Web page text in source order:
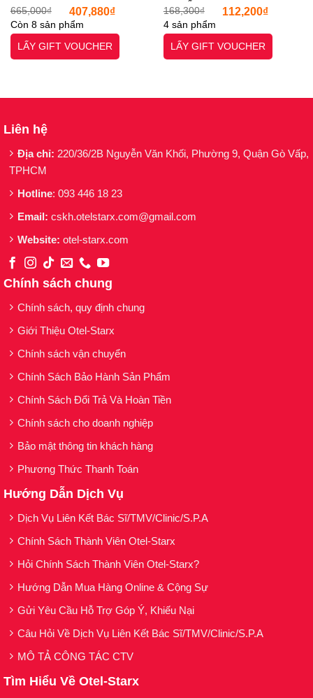
Day Whitening Program
Glutathione 700 V Ampoule
angle liquid [Otel-StarX- Chính
Hãng]
665,000₫
Giá
gốc
là:
407,880₫
Còn 8 sản phẩm
LẤY GIFT VOUCHER
Sâu, Ẩm Mịn 120g Perfect
Whip Collagen In [Otel-StarX-
Chính Hãng]
168,300₫
Giá
112,200₫
4 sản phẩm
LẤY GIFT VOUCHER
Liên hệ
Địa chỉ: 220/36/2B Nguyễn Văn Khối, Phường 9, Quận Gò Vấp,
TPHCM
Hotline: 093 446 18 23
Email: cskh.otelstarx.com@gmail.com
Website: otel-starx.com
Chính sách chung
Chính sách, quy định chung
Giới Thiệu Otel-Starx
Chính sách vận chuyển
Chính Sách Bảo Hành Sản Phẩm
Chính Sách Đổi Trả Và Hoàn Tiền
Chính sách cho doanh nghiệp
Bảo mật thông tin khách hàng
Phương Thức Thanh Toán
Hướng Dẫn Dịch Vụ
Dịch Vụ Liên Kết Bác Sĩ/TMV/Clinic/S.P.A
Chính Sách Thành Viên Otel-Starx
Hỏi Chính Sách Thành Viên Otel-Starx?
Hướng Dẫn Mua Hàng Online & Cộng Sự
Gửi Yêu Cầu Hỗ Trợ Góp Ý, Khiếu Nại
Câu Hỏi Về Dịch Vụ Liên Kết Bác Sĩ/TMV/Clinic/S.P.A
MÔ TẢ CÔNG TÁC CTV
Tìm Hiểu Về Otel-Starx